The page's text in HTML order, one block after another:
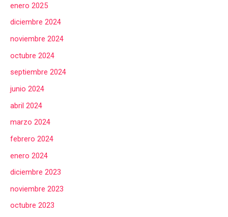
enero 2025
diciembre 2024
noviembre 2024
octubre 2024
septiembre 2024
junio 2024
abril 2024
marzo 2024
febrero 2024
enero 2024
diciembre 2023
noviembre 2023
octubre 2023